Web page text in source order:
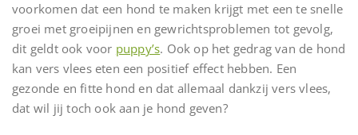
voorkomen dat een hond te maken krijgt met een te snelle
groei met groeipijnen en gewrichtsproblemen tot gevolg,
dit geldt ook voor puppy’s. Ook op het gedrag van de hond
kan vers vlees eten een positief effect hebben. Een
gezonde en fitte hond en dat allemaal dankzij vers vlees,
dat wil jij toch ook aan je hond geven?